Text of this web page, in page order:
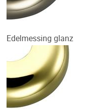
Edelmessing glanz